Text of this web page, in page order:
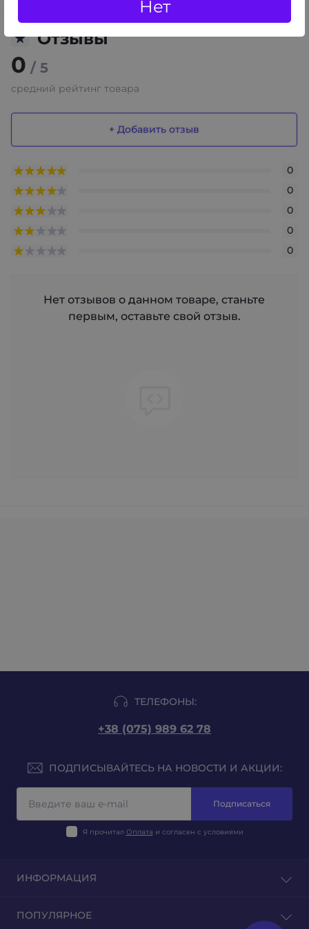
Нет
Отзывы
0 / 5
средний рейтинг товара
+ Добавить отзыв
0
0
0
0
0
Нет отзывов о данном товаре, станьте
первым, оставьте свой отзыв.
ТЕЛЕФОНЫ:
+38 (075) 989 62 78
ПОДПИСЫВАЙТЕСЬ НА НОВОСТИ И АКЦИИ:
Подписаться
Я прочитал Оплата и согласен с условиями
ИНФОРМАЦИЯ
Отзывы
ПОПУЛЯРНОЕ